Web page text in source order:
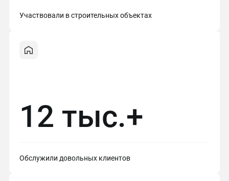
Участвовали в строительных объектах
12 тыс.+
Обслужили довольных клиентов